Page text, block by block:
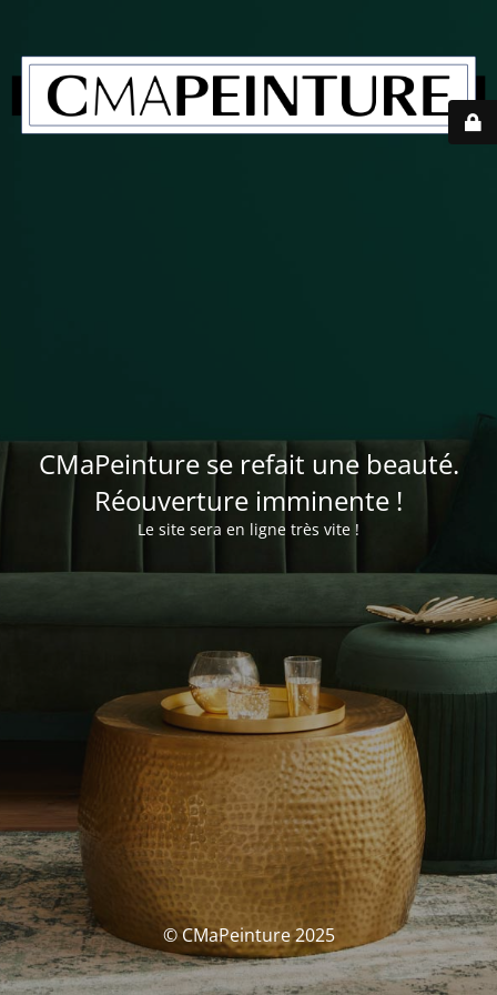
CMaPeinture se refait une beauté.
Réouverture imminente !
Le site sera en ligne très vite !
© CMaPeinture 2025